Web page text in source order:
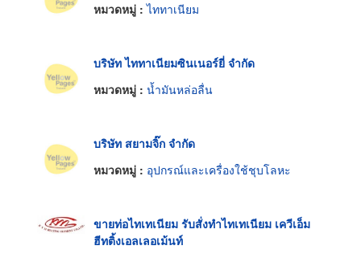
หมวดหมู่ :ไททาเนียม
บริษัท ไททาเนียมซินเนอร์ยี่ จำกัด
หมวดหมู่ : น้ำมันหล่อลื่น
บริษัท สยามจิ๊ก จำกัด
หมวดหมู่ : อุปกรณ์และเครื่องใช้ชุบโลหะ
ขายท่อไทเทเนียม รับสั่งทำไทเทเนียม เควีเอ็ม
ฮีทติ้งเอลเลอเม้นท์